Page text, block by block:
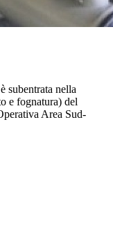
subentrata nella
e fognatura) del
Area Sud-